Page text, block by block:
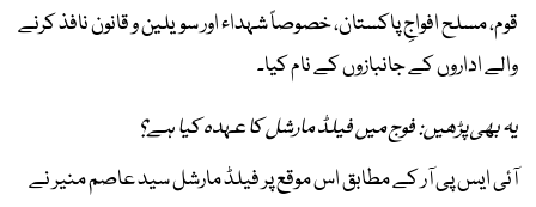
قوم، مسلح افواجِ پاکستان، خصوصاً شہداء اور سویلین و قانون نافذ کرنے
والے اداروں کے جانبازوں کے نام کیا۔
یہ بھی پڑھیں: فوج میں فیلڈ مارشل کا عہدہ کیا ہے؟
آئی ایس پی آر کے مطابق اس موقع پر فیلڈ مارشل سید عاصم منیر نے